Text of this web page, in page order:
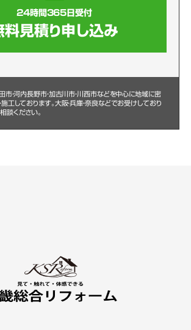
24時間365日受付
料見積り申し込み
市・河内長野市・加古川市・川西市などを中心に地域に密
工しております。大阪・兵庫・奈良などでお受けしており
談ください。